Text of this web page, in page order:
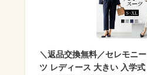
＼返品交換無料／セレモニ
ツ レディース 大きい 入学